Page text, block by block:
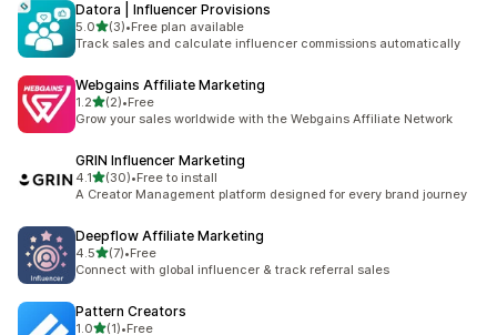
Datora | Influencer Provisions
5.0별 5개 중
(3)
총 리뷰 3개
•Free plan available
Track sales and calculate influencer commissions automatically
Webgains Affiliate Marketing
1.2별 5개 중
(2)
총 리뷰 2개
•Free
Grow your sales worldwide with the Webgains Affiliate Network
GRIN Influencer Marketing
4.1별 5개 중
(30)
총 리뷰 30개
•Free to install
A Creator Management platform designed for every brand journey
Deepflow Affiliate Marketing
4.5별 5개 중
(7)
총 리뷰 7개
•Free
Connect with global influencer & track referral sales
Pattern Creators
1.0별 5개 중
(1)•Free